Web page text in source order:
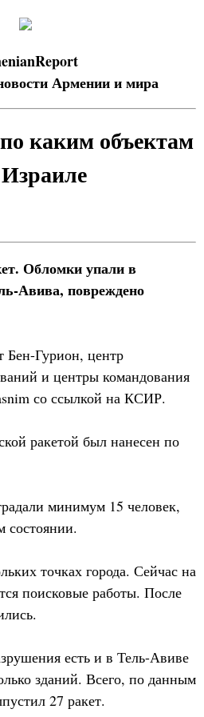
Армении и мира
каким объектам
Обломки упали в
Авива, повреждено
Бен-Гурион, центр
и центры командования
со ссылкой на КСИР.
ракетой был нанесен по
минимум 15 человек,
состоянии.
точках города. Сейчас на
поисковые работы. После
есть и в Тель-Авиве
зданий. Всего, по данным
27 ракет.